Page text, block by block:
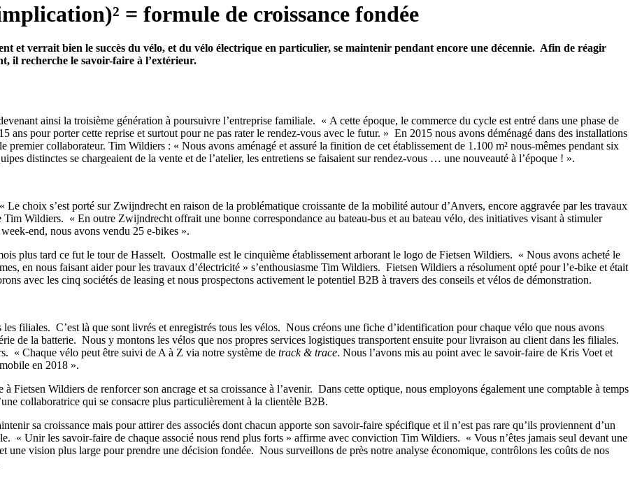
= formule de croissance fondée
et verrait bien le succès du vélo, et du vélo électrique en particulier, se maintenir pendant encore une décennie. Afin de réagir
il recherche le savoir-faire à l’extérieur.
ainsi la troisième génération à poursuivre l’entreprise familiale. « A cette époque, le commerce du cycle est entré dans une phase de
ans pour porter cette reprise et surtout pour ne pas rater le rendez-vous avec le futur. » En 2015 nous avons déménagé dans des installations
premier collaborateur. Tim Wildiers : « Nous avons aménagé et assuré la finition de cet établissement de 1.100 m² nous-mêmes pendant six
distinctes se chargeaient de la vente et de l’atelier, les entretiens se faisaient sur rendez-vous … une nouveauté à l’époque ! ».
choix s’est porté sur Zwijndrecht en raison de la problématique croissante de la mobilité autour d’Anvers, encore aggravée par les travaux
Wildiers. « En outre Zwijndrecht offrait une bonne correspondance au bateau-bus et au bateau vélo, des initiatives visant à stimuler
end, nous avons vendu 25 e-bikes ».
plus tard ce fut le tour de Hasselt. Oostmalle est le cinquième établissement arborant le logo de Fietsen Wildiers. « Nous avons acheté le
en nous faisant aider pour les travaux d’électricité » s’enthousiasme Tim Wildiers. Fietsen Wildiers a résolument opté pour l’e-bike et était
avec les cinq sociétés de leasing et nous prospectons activement le potentiel B2B à travers des conseils et vélos de démonstration.
filiales. C’est là que sont livrés et enregistrés tous les vélos. Nous créons une fiche d’identification pour chaque vélo que nous avons
de la batterie. Nous y montons les vélos que nos propres services logistiques transportent ensuite pour livraison au client dans les filiales.
« Chaque vélo peut être suivi de A à Z via notre système de track & trace. Nous l’avons mis au point avec le savoir-faire de Kris Voet et
en 2018 ».
Fietsen Wildiers de renforcer son ancrage et sa croissance à l’avenir. Dans cette optique, nous employons également une comptable à temps
collaboratrice qui se consacre plus particulièrement à la clientèle B2B.
sa croissance mais pour attirer des associés dont chacun apporte son savoir-faire spécifique et il n’est pas rare qu’ils proviennent d’un
« Unir les savoir-faire de chaque associé nous rend plus forts » affirme avec conviction Tim Wildiers. « Vous n’êtes jamais seul devant une
une vision plus large pour prendre une décision fondée. Nous surveillons de près notre analyse économique, contrôlons les coûts de nos